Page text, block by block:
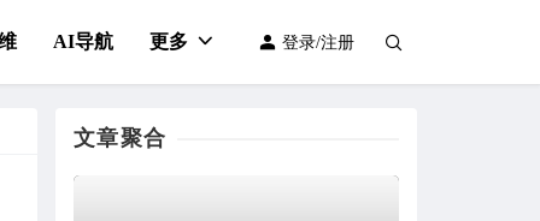
AI导航 更多 登录/注册
文章聚合